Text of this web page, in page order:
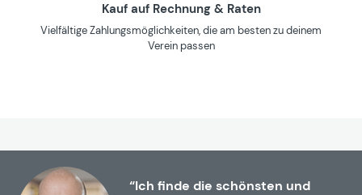
Kauf auf Rechnung & Raten
Vielfältige Zahlungsmöglichkeiten, die am besten zu deinem
Verein passen
“Ich finde die schönsten und